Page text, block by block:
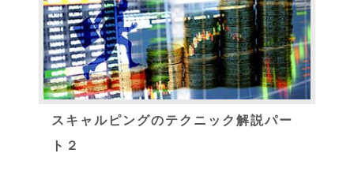
スキャルピングのテクニック解説パー
ト２